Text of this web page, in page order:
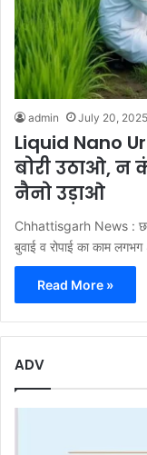
admin July 20, 2025
Liquid Nano
बोरी उठाओ, न
नैनो उड़ाओ
Chhattisgarh News :
बुवाई व रोपाई का काम
Read More »
ADV